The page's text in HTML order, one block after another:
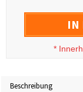
IN
*
Beschreibung